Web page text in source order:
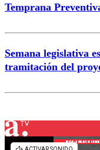
Temprana
Semana legislativa
tramitación del